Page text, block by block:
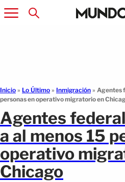
Inicio » Lo Último » Inmigración » Agentes
personas en operativo migratorio en
Agentes
a al menos 15
operativo
Chicago